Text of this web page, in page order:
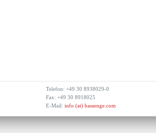
Telefon: +49 30 8938029-0
Fax: +49 30 8918025
E-Mail: info (at) bassenge.com